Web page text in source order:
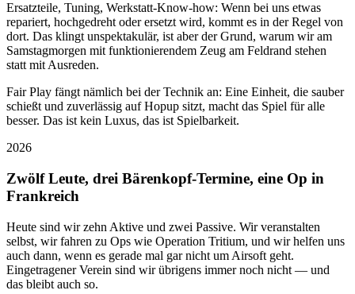
Ersatzteile, Tuning, Werkstatt-Know-how: Wenn bei uns etwas
repariert, hochgedreht oder ersetzt wird, kommt es in der Regel von
dort. Das klingt unspektakulär, ist aber der Grund, warum wir am
Samstagmorgen mit funktionierendem Zeug am Feldrand stehen
statt mit Ausreden.
Fair Play fängt nämlich bei der Technik an: Eine Einheit, die sauber
schießt und zuverlässig auf Hopup sitzt, macht das Spiel für alle
besser. Das ist kein Luxus, das ist Spielbarkeit.
2026
Zwölf Leute, drei Bärenkopf-Termine, eine Op in
Frankreich
Heute sind wir zehn Aktive und zwei Passive. Wir veranstalten
selbst, wir fahren zu Ops wie Operation Tritium, und wir helfen uns
auch dann, wenn es gerade mal gar nicht um Airsoft geht.
Eingetragener Verein sind wir übrigens immer noch nicht — und
das bleibt auch so.